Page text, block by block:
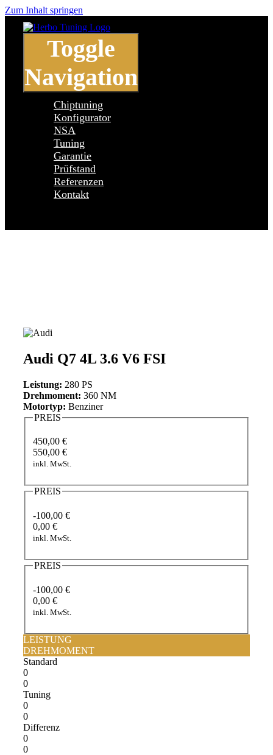
Zum Inhalt springen
Toggle
Navigation
Chiptuning
Konfigurator
NSA
Tuning
Garantie
Prüfstand
Referenzen
Kontakt
Audi Q7 4L 3.6 V6 FSI
Leistung: 280 PS
Drehmoment: 360 NM
Motortyp: Benziner
PREIS
450,00 €
550,00 €
inkl. MwSt.
PREIS
-100,00 €
0,00 €
inkl. MwSt.
PREIS
-100,00 €
0,00 €
inkl. MwSt.
LEISTUNG
DREHMOMENT
Standard
0
0
Tuning
0
0
Differenz
0
0